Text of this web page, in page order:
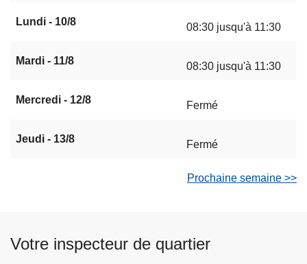
Lundi - 10/8 08:30 jusqu'à 11:30
Mardi - 11/8 08:30 jusqu'à 11:30
Mercredi - 12/8 Fermé
Jeudi - 13/8 Fermé
Prochaine semaine >>
Votre inspecteur de quartier